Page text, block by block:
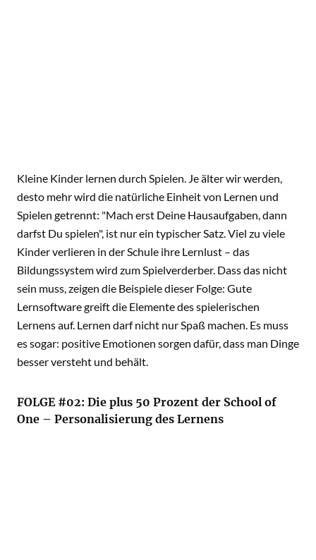
Kleine Kinder lernen durch Spielen. Je älter wir werden,
desto mehr wird die natürliche Einheit von Lernen und
Spielen getrennt: "Mach erst Deine Hausaufgaben, dann
darfst Du spielen", ist nur ein typischer Satz. Viel zu viele
Kinder verlieren in der Schule ihre Lernlust – das
Bildungssystem wird zum Spielverderber. Dass das nicht
sein muss, zeigen die Beispiele dieser Folge: Gute
Lernsoftware greift die Elemente des spielerischen
Lernens auf. Lernen darf nicht nur Spaß machen. Es muss
es sogar: positive Emotionen sorgen dafür, dass man Dinge
besser versteht und behält.
FOLGE #02: Die plus 50 Prozent der School of
One – Personalisierung des Lernens